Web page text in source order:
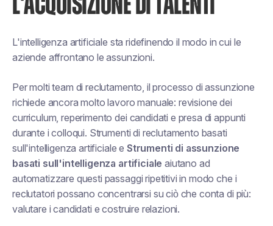
L'intelligenza artificiale sta ridefinendo il modo in cui le
aziende affrontano le assunzioni.
Per molti team di reclutamento, il processo di assunzione
richiede ancora molto lavoro manuale: revisione dei
curriculum, reperimento dei candidati e presa di appunti
durante i colloqui. Strumenti di reclutamento basati
sull'intelligenza artificiale e Strumenti di assunzione
basati sull'intelligenza artificiale aiutano ad
automatizzare questi passaggi ripetitivi in modo che i
reclutatori possano concentrarsi su ciò che conta di più:
valutare i candidati e costruire relazioni.